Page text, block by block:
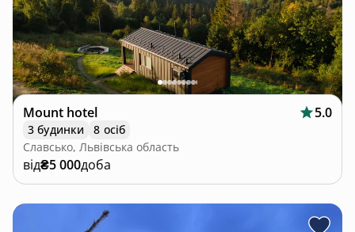
Mount hotel 5.0
3 будинки
8 осіб
Славсько, Львівська область
від₴5 000доба